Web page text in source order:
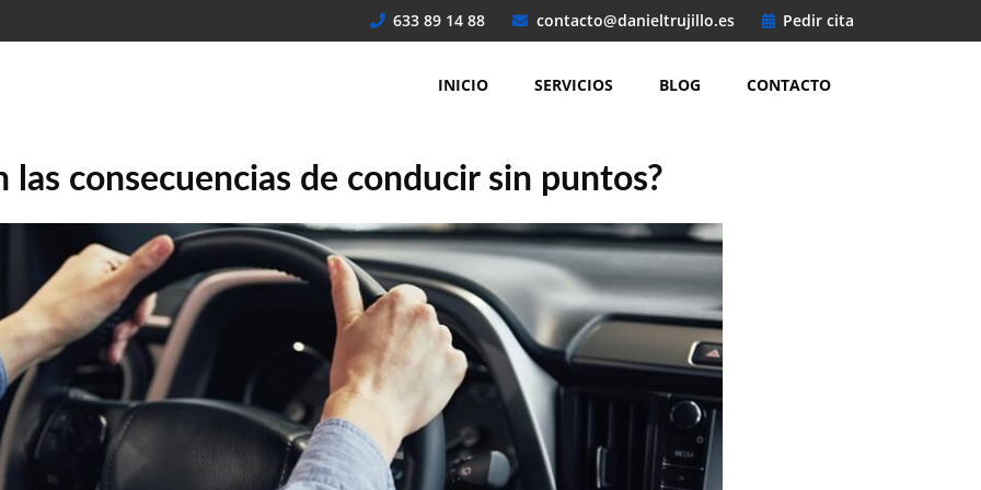
633 89 14 88 contacto@danieltrujillo.es Pedir cita
INICIO SERVICIOS BLOG CONTACTO
las consecuencias de conducir sin puntos?